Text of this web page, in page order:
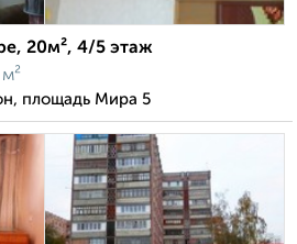
20м², 4/5 этаж
м²
площадь Мира 5